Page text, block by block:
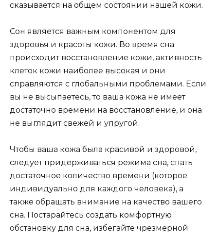
сказывается на общем состоянии нашей кожи.
Сон является важным компонентом для
здоровья и красоты кожи. Во время сна
происходит восстановление кожи, активность
клеток кожи наиболее высокая и они
справляются с глобальными проблемами. Если
вы не высыпаетесь, то ваша кожа не имеет
достаточно времени на восстановление, и она
не выглядит свежей и упругой.
Чтобы ваша кожа была красивой и здоровой,
следует придерживаться режима сна, спать
достаточное количество времени (которое
индивидуально для каждого человека), а
также обращать внимание на качество вашего
сна. Постарайтесь создать комфортную
обстановку для сна, избегайте чрезмерной